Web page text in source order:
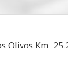
Olivos Km.